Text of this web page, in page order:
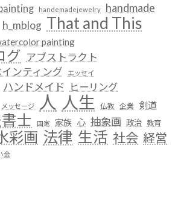
handemadejewelry handmade
h_mblog That and This
painting
グ アブストラクト
ンティング
エッセイ
ハンドメイド ヒーリング
メッセージ 人 人生 仏教 企業 剣道
士 国家 家族 心 抽象画 政治 教育
彩画 法律 生活 社会 経営
金